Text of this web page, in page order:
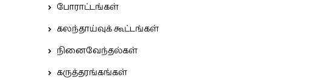
போராட்டங்கள்
கலந்தாய்வுக் கூட்டங்கள்
நினைவேந்தல்கள்
கருத்தரங்கங்கள்